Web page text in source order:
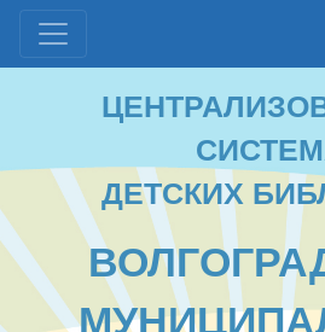
ЦЕНТРАЛИЗОВАННАЯ
СИСТЕМА
ДЕТСКИХ БИБЛИОТЕК
ВОЛГОГРАДСКОЕ
МУНИЦИПАЛЬНОЕ
УЧРЕЖДЕНИЕ
КУЛЬТУРЫ